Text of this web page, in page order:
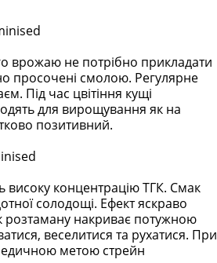
врожаю не потрібно прикладати
просочені смолою. Регулярне
Під час цвітіння кущі
для вирощування як на
позитивний.
високу концентрацію ТГК. Смак
солодощі. Ефект яскраво
розтаману накриває потужною
веселитися та рухатися. При
метою стрейн